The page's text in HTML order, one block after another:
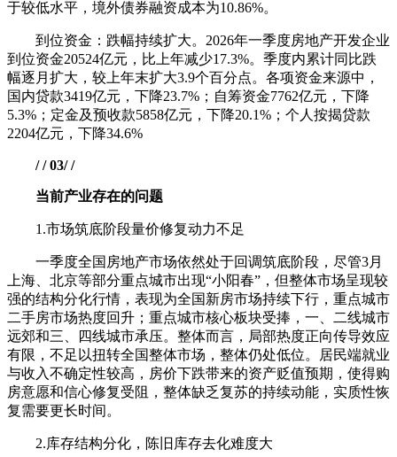
于较低水平，境外债券融资成本为10.86%。
到位资金：跌幅持续扩大。2026年一季度房地产开发企业
到位资金20524亿元，比上年减少17.3%。季度内累计同比跌
幅逐月扩大，较上年末扩大3.9个百分点。各项资金来源中，
国内贷款3419亿元，下降23.7%；自筹资金7762亿元，下降
5.3%；定金及预收款5858亿元，下降20.1%；个人按揭贷款
2204亿元，下降34.6%
/ / 03/ /
当前产业存在的问题
1.市场筑底阶段量价修复动力不足
一季度全国房地产市场依然处于回调筑底阶段，尽管3月
上海、北京等部分重点城市出现“小阳春”，但整体市场呈现较
强的结构分化行情，表现为全国新房市场持续下行，重点城市
二手房市场热度回升；重点城市核心板块受捧，一、二线城市
远郊和三、四线城市承压。整体而言，局部热度正向传导效应
有限，不足以扭转全国整体市场，整体仍处低位。居民端就业
与收入不确定性较高，房价下跌带来的资产贬值预期，使得购
房意愿和信心修复受阻，整体缺乏复苏的持续动能，实质性恢
复需要更长时间。
2.库存结构分化，陈旧库存去化难度大